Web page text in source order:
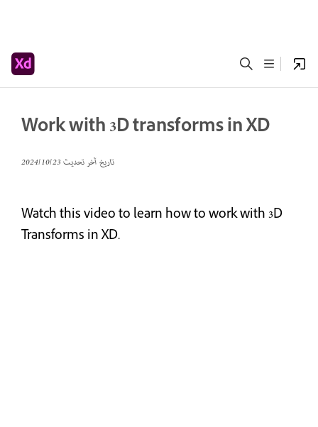
Work with 3D transforms in XD
تاريخ آخر تحديث23‏/10‏/2024
Watch this video to learn how to work with 3D
Transforms in XD.